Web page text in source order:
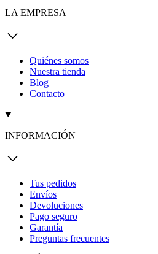
LA EMPRESA
Quiénes somos
Nuestra tienda
Blog
Contacto
INFORMACIÓN
Tus pedidos
Envíos
Devoluciones
Pago seguro
Garantía
Preguntas frecuentes